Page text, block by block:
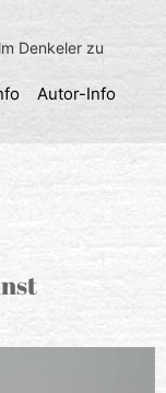
Denkeler zu
Autor-Info